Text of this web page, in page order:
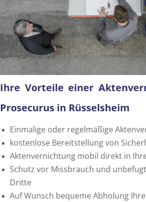
Ihre Vorteile einer
Prosecurus in Rüsselsheim
Einmalige oder regelmäßige
kostenlose Bereitstellung von
Aktenvernichtung mobil direkt in
Schutz vor Missbrauch und
Dritte
Auf Wunsch bequeme Abholung